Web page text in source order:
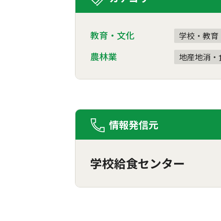
教育・文化 学校・教育
農林業 地産地消・
情報発信元
学校給食センター